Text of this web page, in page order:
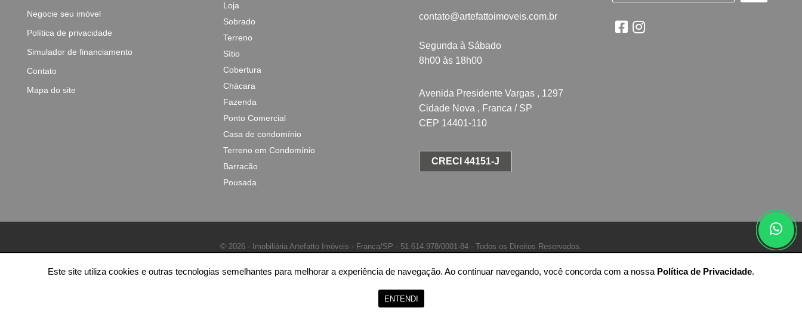
Negocie seu imóvel
Política de privacidade
Simulador de financiamento
Contato
Mapa do site
Loja
Sobrado
Terreno
Sítio
Cobertura
Chácara
Fazenda
Ponto Comercial
Casa de condomínio
Terreno em Condomínio
Barracão
Pousada
contato@artefattoimoveis.com.br
Segunda à Sábado
8h00 às 18h00
Avenida Presidente Vargas , 1297
Cidade Nova , Franca / SP
CEP 14401-110
CRECI 44151-J
© 2026 - Imobiliária Artefatto Imóveis - Franca/SP - 51.614.978/0001-84 - Todos os Direitos Reservados.
Este site utiliza cookies e outras tecnologias semelhantes para melhorar a experiência de navegação. Ao continuar navegando, você concorda com a nossa Política de Privacidade.
ENTENDI